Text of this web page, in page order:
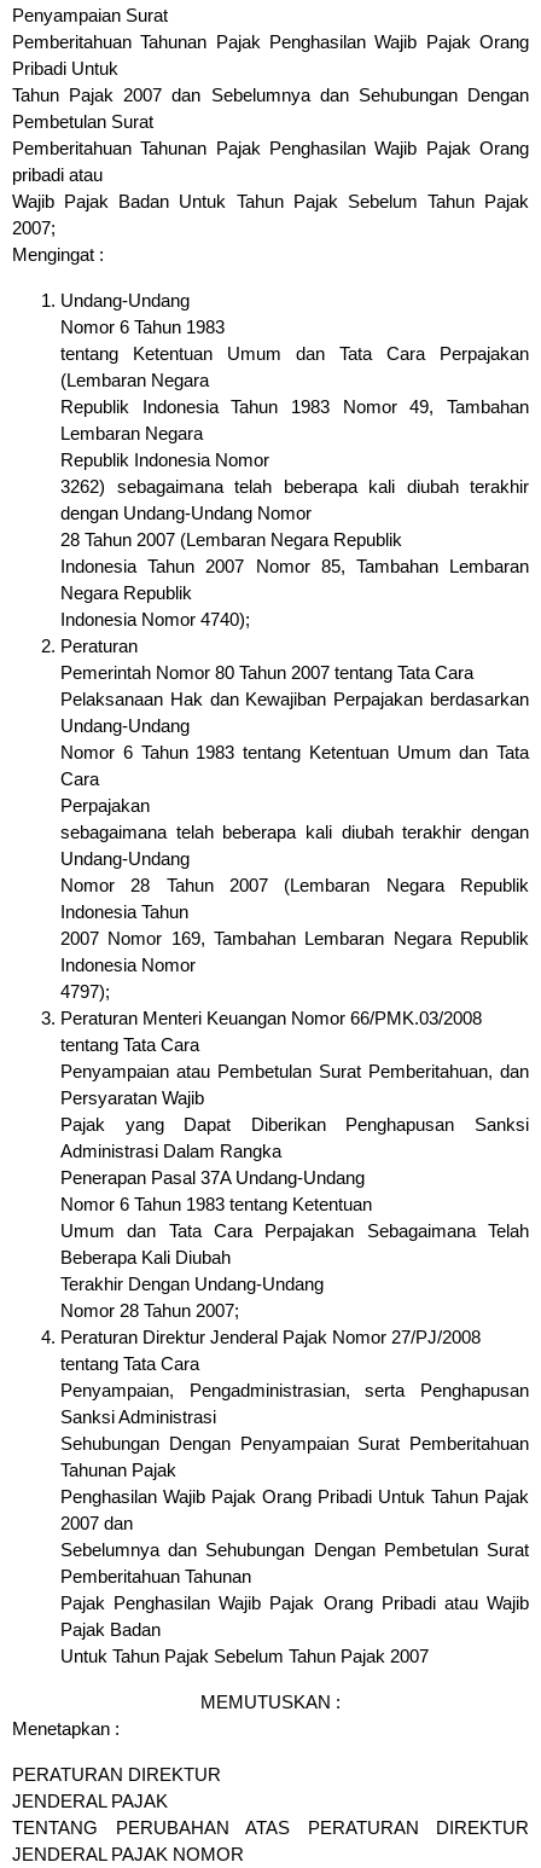
Penyampaian Surat
Pemberitahuan Tahunan Pajak Penghasilan Wajib Pajak Orang
Pribadi Untuk
Tahun Pajak 2007 dan Sebelumnya dan Sehubungan Dengan
Pembetulan Surat
Pemberitahuan Tahunan Pajak Penghasilan Wajib Pajak Orang
pribadi atau
Wajib Pajak Badan Untuk Tahun Pajak Sebelum Tahun Pajak
2007;
Mengingat :
Undang-Undang
Nomor 6 Tahun 1983
tentang Ketentuan Umum dan Tata Cara Perpajakan
(Lembaran Negara
Republik Indonesia Tahun 1983 Nomor 49, Tambahan
Lembaran Negara
Republik Indonesia Nomor
3262) sebagaimana telah beberapa kali diubah terakhir
dengan Undang-Undang Nomor
28 Tahun 2007 (Lembaran Negara Republik
Indonesia Tahun 2007 Nomor 85, Tambahan Lembaran
Negara Republik
Indonesia Nomor 4740);
Peraturan
Pemerintah Nomor 80 Tahun 2007 tentang Tata Cara
Pelaksanaan Hak dan Kewajiban Perpajakan berdasarkan
Undang-Undang
Nomor 6 Tahun 1983 tentang Ketentuan Umum dan Tata
Cara
Perpajakan
sebagaimana telah beberapa kali diubah terakhir dengan
Undang-Undang
Nomor 28 Tahun 2007 (Lembaran Negara Republik
Indonesia Tahun
2007 Nomor 169, Tambahan Lembaran Negara Republik
Indonesia Nomor
4797);
Peraturan Menteri Keuangan Nomor 66/PMK.03/2008
tentang Tata Cara
Penyampaian atau Pembetulan Surat Pemberitahuan, dan
Persyaratan Wajib
Pajak yang Dapat Diberikan Penghapusan Sanksi
Administrasi Dalam Rangka
Penerapan Pasal 37A Undang-Undang
Nomor 6 Tahun 1983 tentang Ketentuan
Umum dan Tata Cara Perpajakan Sebagaimana Telah
Beberapa Kali Diubah
Terakhir Dengan Undang-Undang
Nomor 28 Tahun 2007;
Peraturan Direktur Jenderal Pajak Nomor 27/PJ/2008
tentang Tata Cara
Penyampaian, Pengadministrasian, serta Penghapusan
Sanksi Administrasi
Sehubungan Dengan Penyampaian Surat Pemberitahuan
Tahunan Pajak
Penghasilan Wajib Pajak Orang Pribadi Untuk Tahun Pajak
2007 dan
Sebelumnya dan Sehubungan Dengan Pembetulan Surat
Pemberitahuan Tahunan
Pajak Penghasilan Wajib Pajak Orang Pribadi atau Wajib
Pajak Badan
Untuk Tahun Pajak Sebelum Tahun Pajak 2007
MEMUTUSKAN :
Menetapkan :
PERATURAN DIREKTUR
JENDERAL PAJAK
TENTANG PERUBAHAN ATAS PERATURAN DIREKTUR
JENDERAL PAJAK NOMOR